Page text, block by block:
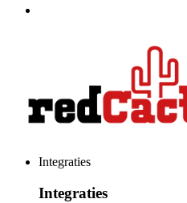
Integraties
Integraties